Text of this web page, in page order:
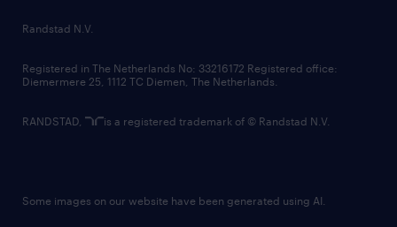
country websites
Randstad N.V.
Registered in The Netherlands No: 33216172 Registered office:
Diemermere 25, 1112 TC Diemen, The Netherlands.
RANDSTAD, is a registered trademark of © Randstad N.V.
Some images on our website have been generated using AI.